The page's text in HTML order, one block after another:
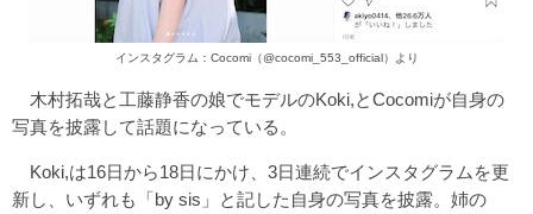
インスタグラム：Cocomi（@cocomi_553_official）より
木村拓哉と工藤静香の娘でモデルのKoki,とCocomiが自身の
写真を披露して話題になっている。
Koki,は16日から18日にかけ、3日連続でインスタグラムを更
新し、いずれも「by sis」と記した自身の写真を披露。姉の